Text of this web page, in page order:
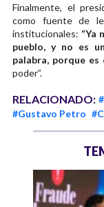
Finalmente, el
como fuente de
institucionales: “Ya
pueblo, y no es
palabra, porque
poder”.
RELACIONADO:
#Gustavo Petro